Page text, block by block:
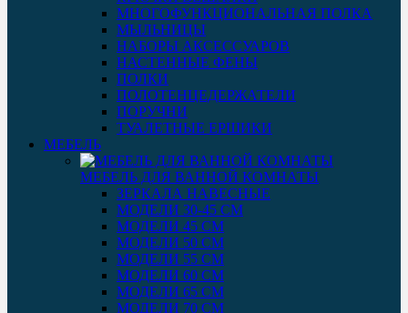
МНОГОФУНКЦИОНАЛЬНАЯ ПОЛКА
МЫЛЬНИЦЫ
НАБОРЫ АКСЕССУАРОВ
НАСТЕННЫЕ ФЕНЫ
ПОЛКИ
ПОЛОТЕНЦЕДЕРЖАТЕЛИ
ПОРУЧНИ
ТУАЛЕТНЫЕ ЕРШИКИ
МЕБЕЛЬ
МЕБЕЛЬ ДЛЯ ВАННОЙ КОМНАТЫ
ЗЕРКАЛА НАВЕСНЫЕ
МОДЕЛИ 30-45 СМ
МОДЕЛИ 45 СМ
МОДЕЛИ 50 СМ
МОДЕЛИ 55 СМ
МОДЕЛИ 60 СМ
МОДЕЛИ 65 СМ
МОДЕЛИ 70 СМ